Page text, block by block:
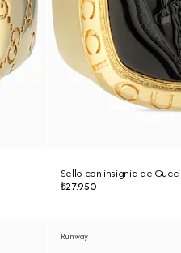
Sello con insignia de Gucci
₺27.950
Runway